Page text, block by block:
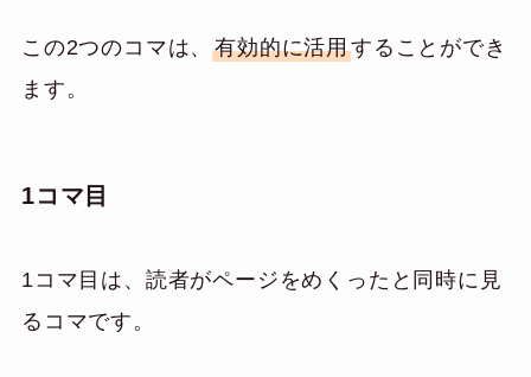
この2つのコマは、有効的に活用することができ
ます。
1コマ目
1コマ目は、読者がページをめくったと同時に見
るコマです。